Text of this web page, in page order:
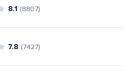
8.1 (8807)
7.8 (7427)